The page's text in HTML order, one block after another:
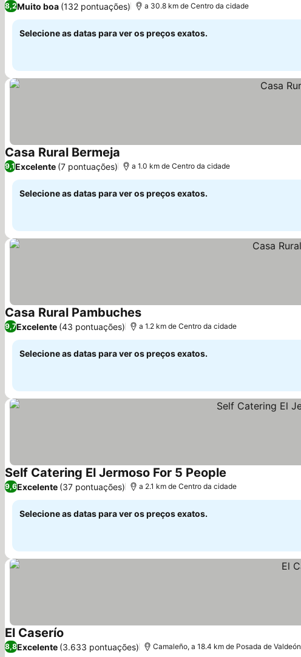
8,2Muito boa (132 pontuações) a 30.8 km de Centro da cidade
Selecione as datas para ver os preços exatos.
Casa Rural Bermeja
9,1Excelente (7 pontuações) a 1.0 km de Centro da cidade
Selecione as datas para ver os preços exatos.
Casa Rural Pambuches
9,7Excelente (43 pontuações) a 1.2 km de Centro da cidade
Selecione as datas para ver os preços exatos.
Self Catering El Jermoso For 5 People
9,6Excelente (37 pontuações) a 2.1 km de Centro da cidade
Selecione as datas para ver os preços exatos.
El Caserío
8,8Excelente (3.633 pontuações) Camaleño, a 18.4 km de Posada de Valdeón